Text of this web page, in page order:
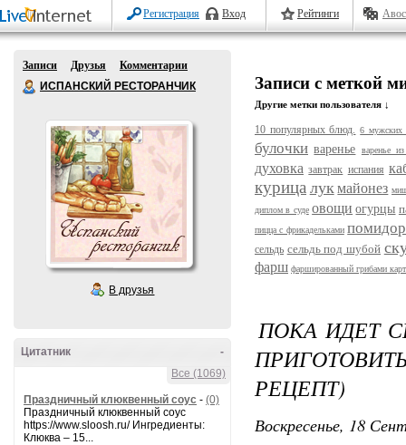
Регистрация Вход Рейтинги
Записи Друзья
Комментарии
ИСПАНСКИЙ РЕСТОРАНЧИК
В друзья
-
Цитатник
Все (1069)
Праздничный клюквенный соус - (0)
Праздничный клюквенный соус
https://www.sloosh.ru/ Ингредиенты:
Клюква – 15...
Записи с меткой
Другие метки пользователя ↓
10 популярных блюд. 6 мужских
булочки варенье варенье
духовка завтрак испания
курица лук майонез
диплом в суде овощи огурцы
пицца с фрикадельками
сельдь сельдь под шубой
фарш фаршированный грибами
ПОКА ИДЕТ
РЕЦЕПТ)
Воскресенье, 18